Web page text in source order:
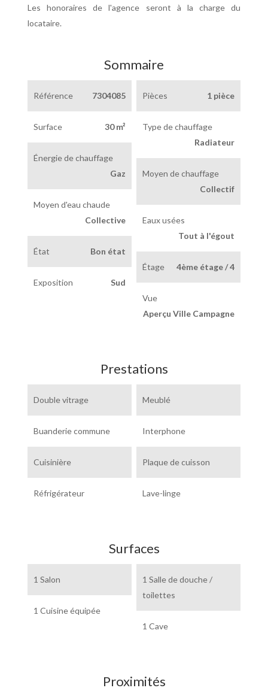
Les honoraires de l'agence seront à la charge du
locataire.
Sommaire
Référence 7304085 Pièces 1 pièce
Surface 30 m²
Type de chauffage
Radiateur
Énergie de chauffage
Gaz
Moyen de chauffage
Collectif
Moyen d'eau chaude
Collective
Eaux usées
Tout à l'égout
État
Bon état
Étage
4ème étage / 4
Exposition
Sud
Vue
Aperçu Ville Campagne
Prestations
Double vitrage Meublé
Buanderie commune Interphone
Cuisinière Plaque de cuisson
Réfrigérateur Lave-linge
Surfaces
1 Salon
1 Salle de douche /
toilettes
1 Cuisine équipée
1 Cave
Proximités